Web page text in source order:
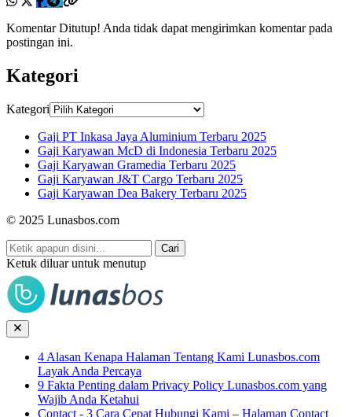
Komentar Ditutup! Anda tidak dapat mengirimkan komentar pada
postingan ini.
Kategori
Kategori
Gaji PT Inkasa Jaya Aluminium Terbaru 2025
Gaji Karyawan McD di Indonesia Terbaru 2025
Gaji Karyawan Gramedia Terbaru 2025
Gaji Karyawan J&T Cargo Terbaru 2025
Gaji Karyawan Dea Bakery Terbaru 2025
© 2025 Lunasbos.com
Cari
Ketuk diluar untuk menutup
4 Alasan Kenapa Halaman Tentang Kami Lunasbos.com
Layak Anda Percaya
9 Fakta Penting dalam Privacy Policy Lunasbos.com yang
Wajib Anda Ketahui
Contact - 3 Cara Cepat Hubungi Kami – Halaman Contact